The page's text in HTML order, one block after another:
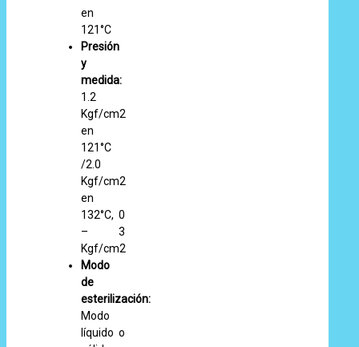
en
121°C
Presión
y
medida:
1.2
Kgf/cm2
en
121°C
/2.0
Kgf/cm2
en
132°C, 0
– 3
Kgf/cm2
Modo
de
esterilización:
Modo
líquido o